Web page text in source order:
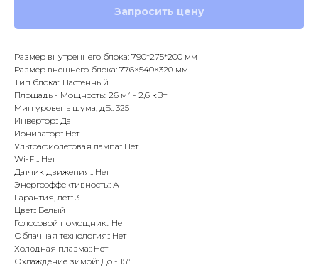
Запросить цену
Размер внутреннего блока: 790*275*200 мм
Размер внешнего блока: 776×540×320 мм
Тип блока:: Настенный
Площадь - Мощность:: 26 м² - 2,6 кВт
Мин уровень шума, дБ:: 325
Инвертор:: Да
Ионизатор:: Нет
Ультрафиолетовая лампа:: Нет
Wi-Fi:: Нет
Датчик движения:: Нет
Энергоэффективность:: А
Гарантия, лет:: 3
Цвет:: Белый
Голосовой помощник:: Нет
Облачная технология:: Нет
Холодная плазма:: Нет
Охлаждение зимой: До - 15°